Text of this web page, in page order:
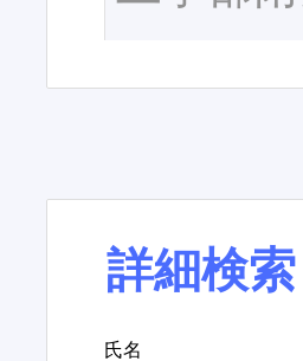
詳細検索
氏名